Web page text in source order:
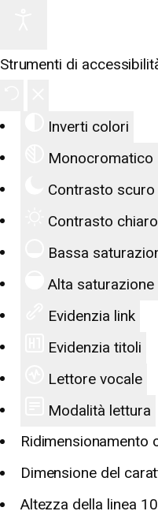
Strumenti di
Inverti colori
Monocromatico
Contrasto scuro
Contrasto chiaro
Bassa
Alta saturazione
Evidenzia link
Evidenzia titoli
Lettore vocale
Modalità lettura
Ridimensionamento
Dimensione del
Altezza della linea